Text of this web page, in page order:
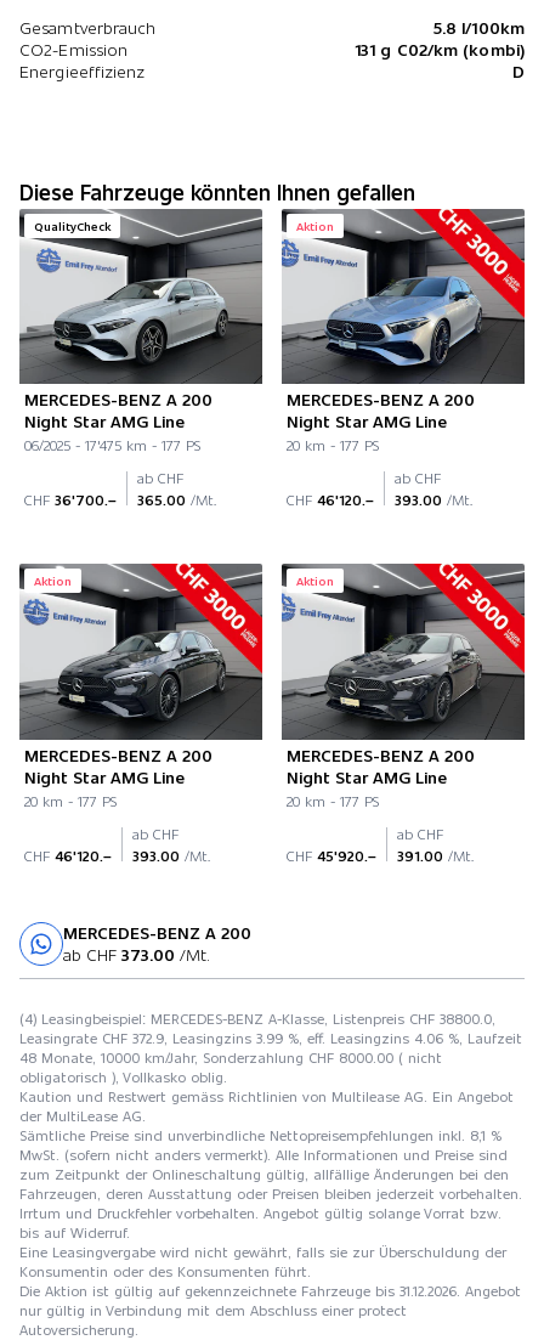
Gesamtverbrauch
5.8 l/100km
CO2-Emission
131 g C02/km (kombi)
Energieeffizienz
D
Diese Fahrzeuge könnten Ihnen gefallen
QualityCheck
MERCEDES-BENZ A 200
Night Star AMG Line
06/2025 - 17'475 km - 177 PS
CHF 36'700.–
ab CHF
365.00 /Mt.
Aktion
MERCEDES-BENZ A 200
Night Star AMG Line
20 km - 177 PS
CHF 46'120.–
ab CHF
393.00 /Mt.
Aktion
MERCEDES-BENZ A 200
Night Star AMG Line
20 km - 177 PS
CHF 46'120.–
ab CHF
393.00 /Mt.
Aktion
MERCEDES-BENZ A 200
Night Star AMG Line
20 km - 177 PS
CHF 45'920.–
ab CHF
391.00 /Mt.
MERCEDES-BENZ A 200
ab CHF 373.00 /Mt.
(4) Leasingbeispiel: MERCEDES-BENZ A-Klasse, Listenpreis CHF 38800.0,
Leasingrate CHF 372.9, Leasingzins 3.99 %, eff. Leasingzins 4.06 %, Laufzeit
48 Monate, 10000 km/Jahr, Sonderzahlung CHF 8000.00 ( nicht
obligatorisch ), Vollkasko oblig.
Kaution und Restwert gemäss Richtlinien von Multilease AG. Ein Angebot
der MultiLease AG.
Sämtliche Preise sind unverbindliche Nettopreisempfehlungen inkl. 8,1 %
MwSt. (sofern nicht anders vermerkt). Alle Informationen und Preise sind
zum Zeitpunkt der Onlineschaltung gültig, allfällige Änderungen bei den
Fahrzeugen, deren Ausstattung oder Preisen bleiben jederzeit vorbehalten.
Irrtum und Druckfehler vorbehalten. Angebot gültig solange Vorrat bzw.
bis auf Widerruf.
Eine Leasingvergabe wird nicht gewährt, falls sie zur Überschuldung der
Konsumentin oder des Konsumenten führt.
Die Aktion ist gültig auf gekennzeichnete Fahrzeuge bis 31.12.2026. Angebot
nur gültig in Verbindung mit dem Abschluss einer protect
Autoversicherung.